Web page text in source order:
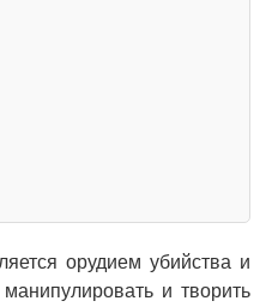
орудием убийства и
и творить